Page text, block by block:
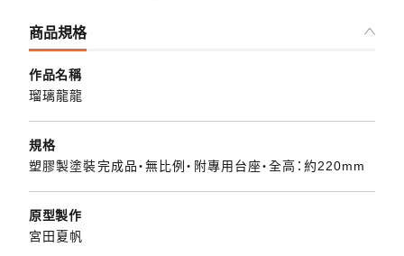
商品規格
作品名稱
瑠璃龍龍
規格
塑膠製塗裝完成品・無比例・附專用台座・全高：約220mm
原型製作
宮田夏帆